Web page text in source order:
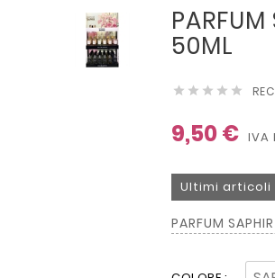
50ML
    
9,50 € IVA
Ultimi articoli
PARFUM